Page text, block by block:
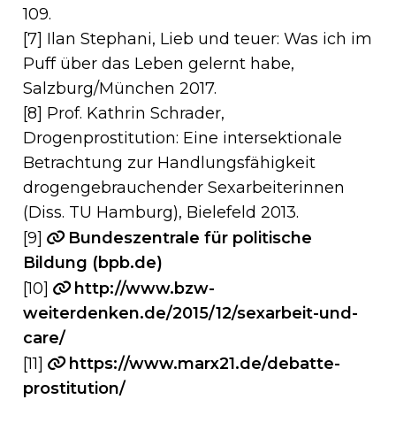
109.
[7] Ilan Stephani, Lieb und teuer: Was ich im
Puff über das Leben gelernt habe,
Salzburg/München 2017.
[8] Prof. Kathrin Schrader,
Drogenprostitution: Eine intersektionale
Betrachtung zur Handlungsfähigkeit
drogengebrauchender Sexarbeiterinnen
(Diss. TU Hamburg), Bielefeld 2013.
[9]
Bundeszentrale für politische
Bildung (bpb.de)
[10]
http://www.bzw-
weiterdenken.de/2015/12/sexarbeit-und-
care/
[11]
https://www.marx21.de/debatte-
prostitution/